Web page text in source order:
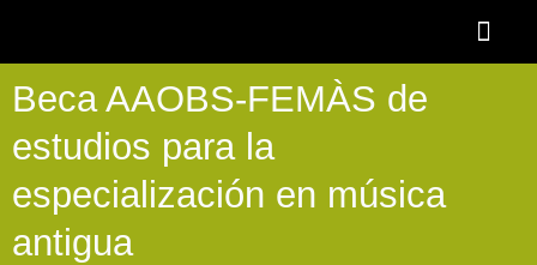
Beca AAOBS-FEMÀS de
estudios para la
especialización en música
antigua